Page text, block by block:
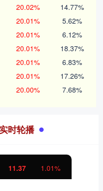
20.02% 14.77%
20.01% 5.62%
20.01% 6.12%
20.01% 18.37%
20.01% 6.83%
20.01% 17.26%
20.00% 7.68%
时轮播
11.37 1.01%